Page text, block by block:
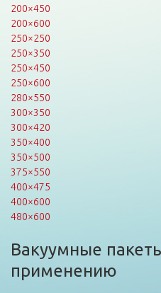
200×450
200×600
250×250
250×350
250×450
250×600
280×550
300×350
300×420
350×400
350×500
375×550
400×475
400×600
480×600
Вакуумные
применению